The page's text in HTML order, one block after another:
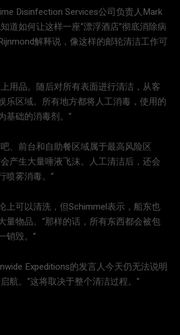
Disinfection Services公司负责人Mark
道如何让这样一座“漂浮酒店”彻底消除病
解释说，像这样的邮轮清洁工作可
用品。随后对所有表面进行清洁，从客
乐区域。所有地方都将人工消毒，使用的
基础的消毒剂。”
、前台和自助餐区域属于最高风险区
产生大量唾液飞沫。人工清洁后，还会
喷雾消毒。”
上可以清洗，但Schimmel表示，船东也
量物品。“那样的话，所有东西都会被包
销毁。”
Expeditions的发言人今天仍无法说明
航。“这将取决于整个清洁过程。”